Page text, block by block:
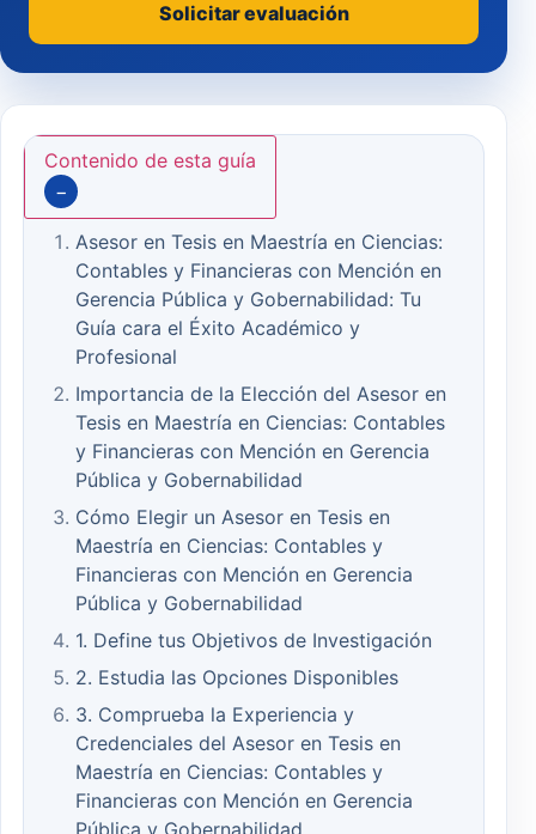
Contenido de esta guía
−
Asesor en Tesis en Maestría en Ciencias:
Contables y Financieras con Mención en
Gerencia Pública y Gobernabilidad: Tu
Guía cara el Éxito Académico y
Profesional
Importancia de la Elección del Asesor en
Tesis en Maestría en Ciencias: Contables
y Financieras con Mención en Gerencia
Pública y Gobernabilidad
Cómo Elegir un Asesor en Tesis en
Maestría en Ciencias: Contables y
Financieras con Mención en Gerencia
Pública y Gobernabilidad
1. Define tus Objetivos de Investigación
2. Estudia las Opciones Disponibles
3. Comprueba la Experiencia y
Credenciales del Asesor en Tesis en
Maestría en Ciencias: Contables y
Financieras con Mención en Gerencia
Pública y Gobernabilidad
Solicitar evaluación